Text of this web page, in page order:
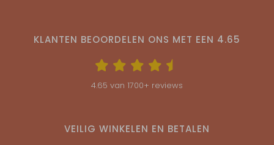
KLANTEN BEOORDELEN ONS MET EEN 4.65
4.65 van 1700+ reviews
VEILIG WINKELEN EN BETALEN